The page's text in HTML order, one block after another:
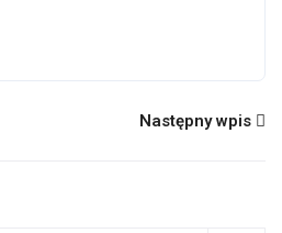
Następny wpis